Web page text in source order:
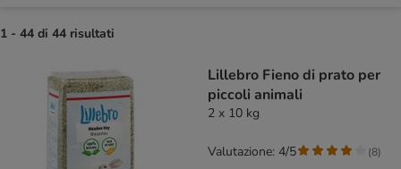
1 - 44 di 44 risultati
Lillebro Fieno di prato per
piccoli animali
2 x 10 kg
Valutazione: 4/5 (8)